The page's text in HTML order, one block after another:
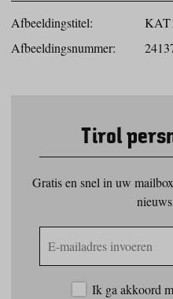
Afbeeldingstitel:
Afbeeldingsnummer:
Tirol
Gratis en snel in uw
mailadres
Ik ga akkoord